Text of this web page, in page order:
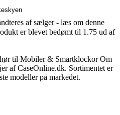
af sælger - læs om denne
er blevet bedømt til 1.75 ud af
til Mobiler & Smartklockor Om
af CaseOnline.dk. Sortimentet er
modeller på markedet.